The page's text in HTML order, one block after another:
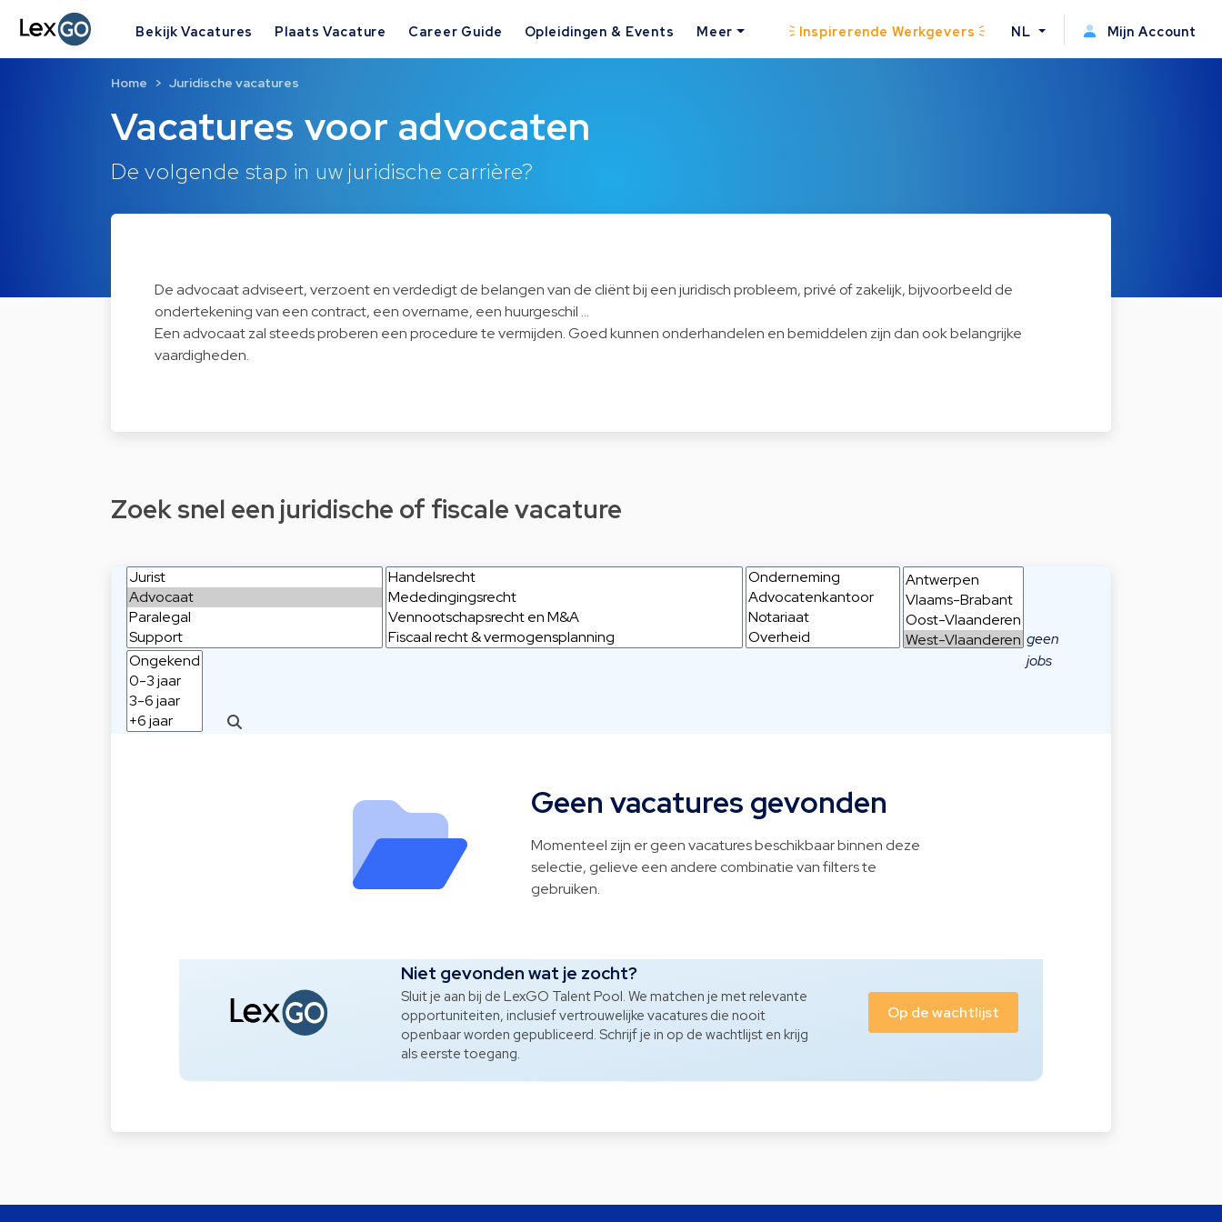
Bekijk Vacatures Plaats Vacature Career Guide Opleidingen & Events Meer Inspirerende Werkgevers NL Mijn Account
Vacatures voor advocaten
De volgende stap in uw juridische carrière?
Home Juridische vacatures
De advocaat adviseert, verzoent en verdedigt de belangen van de cliënt bij een juridisch probleem, privé of zakelijk, bijvoorbeeld de
ondertekening van een contract, een overname, een huurgeschil …
Een advocaat zal steeds proberen een procedure te vermijden. Goed kunnen onderhandelen en bemiddelen zijn dan ook belangrijke
vaardigheden.
Zoek snel een juridische of fiscale vacature
geen
jobs
Geen vacatures gevonden
Momenteel zijn er geen vacatures beschikbaar binnen deze
selectie, gelieve een andere combinatie van filters te
gebruiken.
Niet gevonden wat je zocht?
Sluit je aan bij de LexGO Talent Pool. We matchen je met relevante
opportuniteiten, inclusief vertrouwelijke vacatures die nooit
openbaar worden gepubliceerd. Schrijf je in op de wachtlijst en krijg
als eerste toegang.
Op de wachtlijst